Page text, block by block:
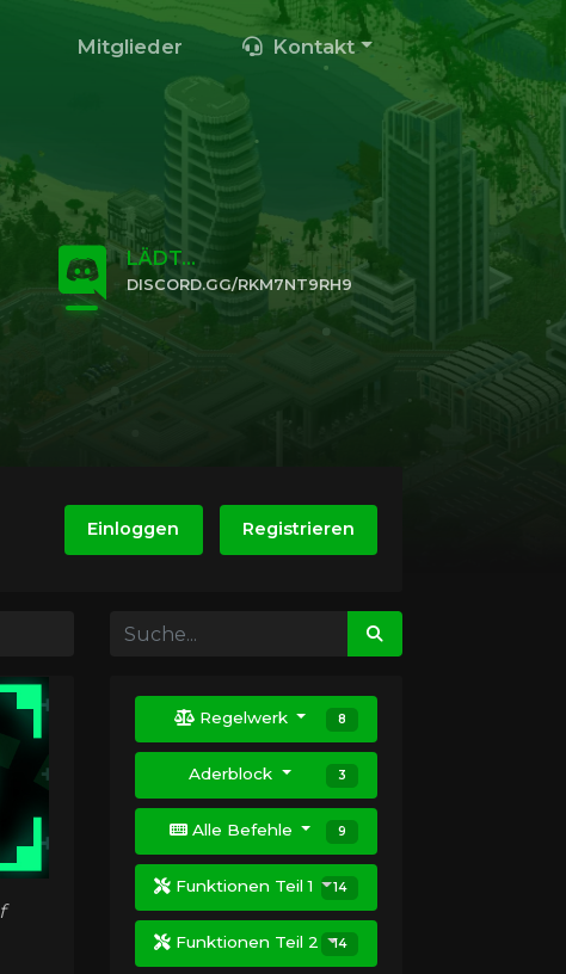
Mitglieder Kontakt
LÄDT...
DISCORD.GG/RKM7NT9RH9
KLICKE HIER, UM BEIZUTRETEN
Einloggen Registrieren
Regelwerk 8
Aderblock 3
Alle Befehle 9
Funktionen Teil 1 14
Funktionen Teil 2 14